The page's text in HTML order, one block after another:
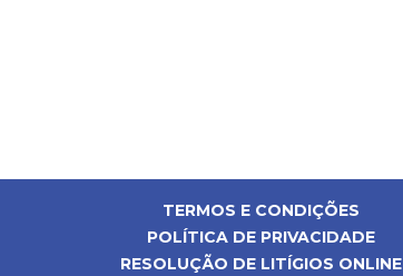
TERMOS E CONDIÇÕES
POLÍTICA DE PRIVACIDADE
RESOLUÇÃO DE LITÍGIOS ONLINE